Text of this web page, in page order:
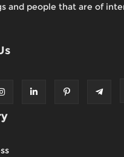
and people that are of